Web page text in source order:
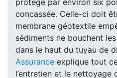
protégé par environ six
concassée. Celle-ci doit
membrane géotextile
sédiments ne bouchent
dans le haut du tuyau de
Assurance explique tout
l’entretien et le nettoyage